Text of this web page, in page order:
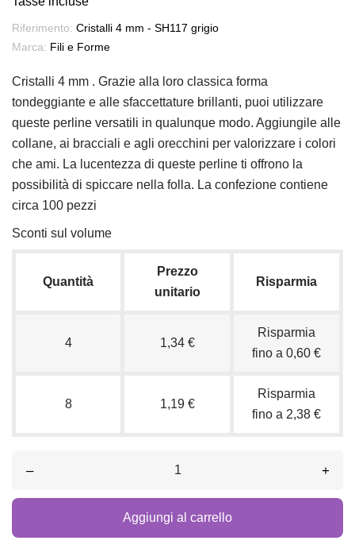
Riferimento: Cristalli 4 mm - SH117 grigio
Marca: Fili e Forme
Cristalli 4 mm . Grazie alla loro classica forma
tondeggiante e alle sfaccettature brillanti, puoi utilizzare
queste perline versatili in qualunque modo. Aggiungile alle
collane, ai bracciali e agli orecchini per valorizzare i colori
che ami. La lucentezza di queste perline ti offrono la
possibilità di spiccare nella folla. La confezione contiene
circa 100 pezzi
Sconti sul volume
Quantità
Prezzo
unitario
Risparmia
4 1,34 €
Risparmia
fino a 0,60 €
8 1,19 €
Risparmia
fino a 2,38 €
– +
Aggiungi al carrello